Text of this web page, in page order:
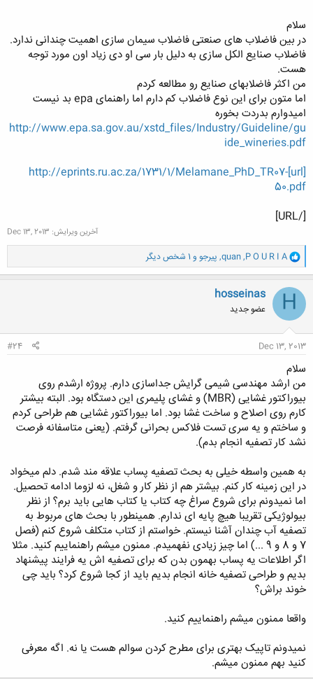
سلام
در بین فاضلاب های صنعتی فاضلاب سیمان سازی اهمیت چندانی ندارد.
فاضلاب صنایع الکل سازی به دلیل بار سی او دی زیاد اون مورد توجه
هست.
من اکثر فاضلابهای صنایع رو مطالعه کردم
اما متون برای این نوع فاضلاب کم دارم اما راهنمای epa بد نیست
امیدوارم بدردت بخوره
http://www.epa.sa.gov.au/xstd_files/Industry/Guideline/gu
ide_wineries.pdf
[url]http://eprints.ru.ac.za/1731/1/Melamane_PhD_TR07-
50.pdf
[/URL]
آخرین ویرایش: Dec 13, 2013
و
ا
ک
ن
ش
ه
ا
P O U R I A
,
quan
, پیرجو و 1 شخص دیگر
H
hosseinas
عضو جدید
Dec 13, 2013
#24
سلام
من ارشد مهندسی شیمی گرایش جداسازی دارم. پروژه ارشدم روی
بیوراکتور غشایی (MBR) و غشای پلیمری این دستگاه بود. البته بیشتر
کارم روی اصلاح و ساخت غشا بود. اما بیوراکتور غشایی هم طراحی کردم
و ساختم و یه سری تست فلاکس بحرانی گرفتم. (یعنی متاسفانه فرصت
نشد کار تصفیه انجام بدم).
به همین واسطه خیلی به بحث تصفیه پساب علاقه مند شدم. دلم میخواد
در این زمینه کار کنم. بیشتر هم از نظر کار و شغل، نه لزوما ادامه تحصیل.
اما نمیدونم برای شروع سراغ چه کتاب یا کتاب هایی باید برم؟ از نظر
بیولوژیکی تقریبا هیچ پایه ای ندارم. همینطور با بحث های مربوط به
تصفیه آب چندان آشنا نیستم. خواستم از کتاب متکلف شروع کنم (فصل
7 و 8 و 9 ...) اما چیز زیادی نفهمیدم. ممنون میشم راهنماییم کنید. مثلا
اگر اطلاعات یه پساب بهمون بدن که برای تصفیه اش یه فرایند پیشنهاد
بدیم و طراحی تصفیه خانه انجام بدیم باید از کجا شروع کرد؟ باید چی
خوند براش؟
واقعا ممنون میشم راهنماییم کنید.
نمیدونم تاپیک بهتری برای مطرح کردن سوالم هست یا نه. اگه معرفی
کنید بهم ممنون میشم.